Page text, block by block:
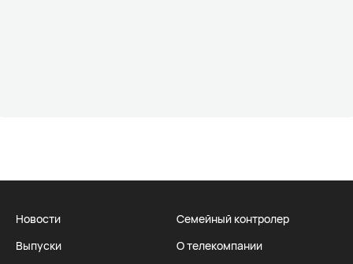
Новости
Выпуски
Семейный контролер
О телекомпании